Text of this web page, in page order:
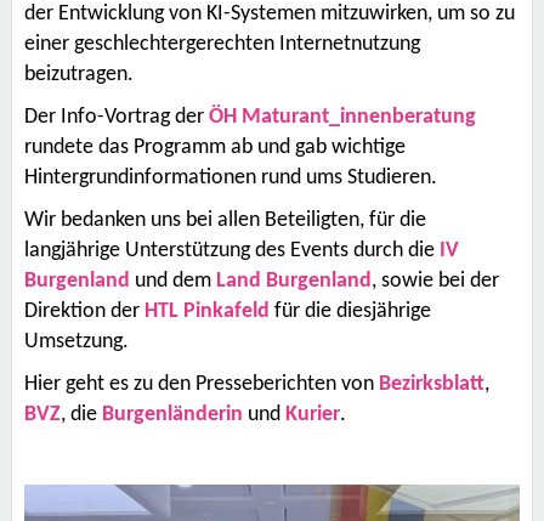
der Entwicklung von KI-Systemen mitzuwirken, um so zu
einer geschlechtergerechten Internetnutzung
beizutragen.
Der Info-Vortrag der ÖH Maturant_innenberatung
rundete das Programm ab und gab wichtige
Hintergrundinformationen rund ums Studieren.
Wir bedanken uns bei allen Beteiligten, für die
langjährige Unterstützung des Events durch die IV
Burgenland und dem Land Burgenland , sowie bei der
Direktion der HTL Pinkafeld für die diesjährige
Umsetzung.
Hier geht es zu den Presseberichten von Bezirksblatt,
BVZ, die Burgenländerin und Kurier.